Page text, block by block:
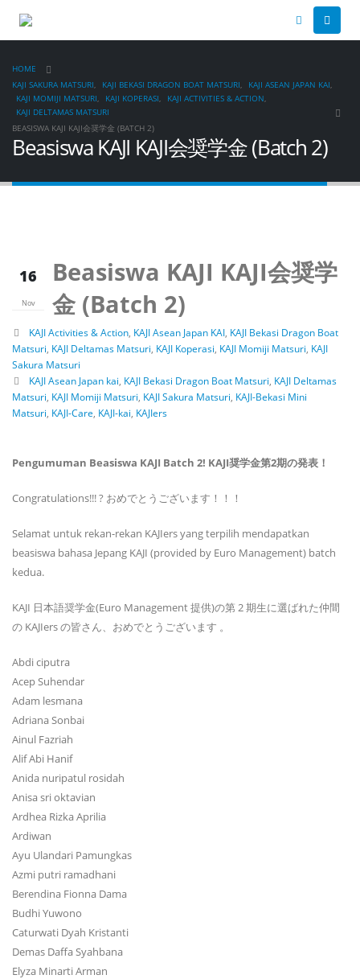
HOME
KAJI SAKURA MATSURI, KAJI BEKASI DRAGON BOAT MATSURI, KAJI ASEAN JAPAN KAI,
KAJI MOMIJI MATSURI, KAJI KOPERASI, KAJI ACTIVITIES & ACTION,
KAJI DELTAMAS MATSURI
BEASISWA KAJI KAJI会奨学金 (BATCH 2)
Beasiswa KAJI KAJI会奨学金 (Batch 2)
16
Nov
Beasiswa KAJI KAJI会奨学
金 (Batch 2)
KAJI Activities & Action, KAJI Asean Japan KAI, KAJI Bekasi Dragon Boat
Matsuri KAJI Deltamas Matsuri KAJI Koperasi KAJI Momiji Matsuri KAJI
Sakura Matsuri
KAJI Asean Japan kai KAJI Bekasi Dragon Boat Matsuri KAJI Deltamas
Matsuri KAJI Momiji Matsuri KAJI Sakura Matsuri KAJI-Bekasi Mini
Matsuri KAJI-Care KAJI-kai KAJIers
Pengumuman Beasiswa KAJI Batch 2! KAJI奨学金第2期の発表！
Congratulations!!! ? おめでとうございます！！！ ️
Selamat untuk rekan-rekan KAJIers yang terpilih mendapatkan
beasiswa bahasa Jepang KAJI (provided by Euro Management) batch
kedua.
KAJI 日本語奨学金(Euro Management 提供)の第 2 期生に選ばれた仲間
の KAJIers の皆さん、おめでとうございます 。
Abdi ciputra
Acep Suhendar
Adam lesmana
Adriana Sonbai
Ainul Fazriah
Alif Abi Hanif
Anida nuripatul rosidah
Anisa sri oktavian
Ardhea Rizka Aprilia
Ardiwan
Ayu Ulandari Pamungkas
Azmi putri ramadhani
Berendina Fionna Dama
Budhi Yuwono
Caturwati Dyah Kristanti
Demas Daffa Syahbana
Elyza Minarti Arman